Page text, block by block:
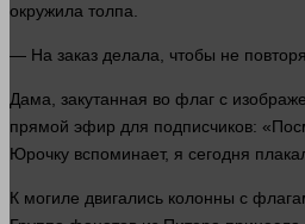
окружила толпа.
— На заказ делала, чтобы не
Дама, закутанная во флаг с
прямой эфир для подписчиков:
Юрочку вспоминает, я сегодня
К могиле двигались колонны с